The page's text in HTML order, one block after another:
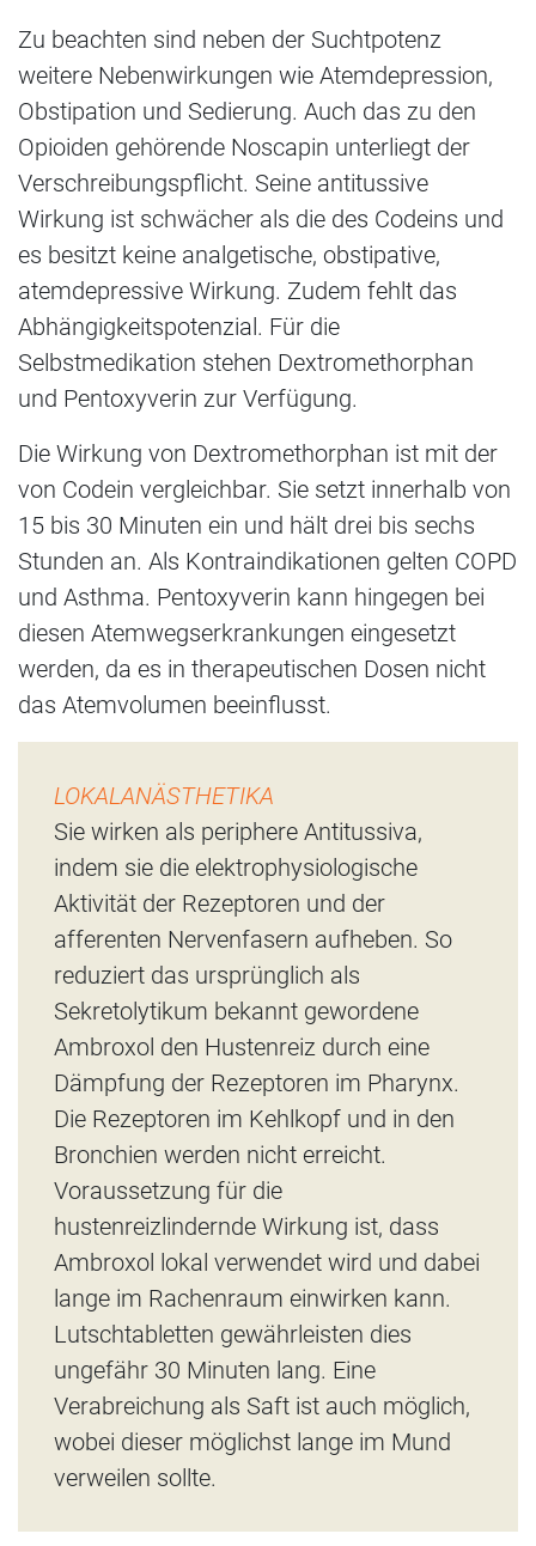
Zu beachten sind neben der Suchtpotenz
weitere Nebenwirkungen wie Atemdepression,
Obstipation und Sedierung. Auch das zu den
Opioiden gehörende Noscapin unterliegt der
Verschreibungspflicht. Seine antitussive
Wirkung ist schwächer als die des Codeins und
es besitzt keine analgetische, obstipative,
atemdepressive Wirkung. Zudem fehlt das
Abhängigkeitspotenzial. Für die
Selbstmedikation stehen Dextromethorphan
und Pentoxyverin zur Verfügung.
Die Wirkung von Dextromethorphan ist mit der
von Codein vergleichbar. Sie setzt innerhalb von
15 bis 30 Minuten ein und hält drei bis sechs
Stunden an. Als Kontraindikationen gelten COPD
und Asthma. Pentoxyverin kann hingegen bei
diesen Atemwegserkrankungen eingesetzt
werden, da es in therapeutischen Dosen nicht
das Atemvolumen beeinflusst.
LOKALANÄSTHETIKA
Sie wirken als periphere Antitussiva,
indem sie die elektrophysiologische
Aktivität der Rezeptoren und der
afferenten Nervenfasern aufheben. So
reduziert das ursprünglich als
Sekretolytikum bekannt gewordene
Ambroxol den Hustenreiz durch eine
Dämpfung der Rezeptoren im Pharynx.
Die Rezeptoren im Kehlkopf und in den
Bronchien werden nicht erreicht.
Voraussetzung für die
hustenreizlindernde Wirkung ist, dass
Ambroxol lokal verwendet wird und dabei
lange im Rachenraum einwirken kann.
Lutschtabletten gewährleisten dies
ungefähr 30 Minuten lang. Eine
Verabreichung als Saft ist auch möglich,
wobei dieser möglichst lange im Mund
verweilen sollte.